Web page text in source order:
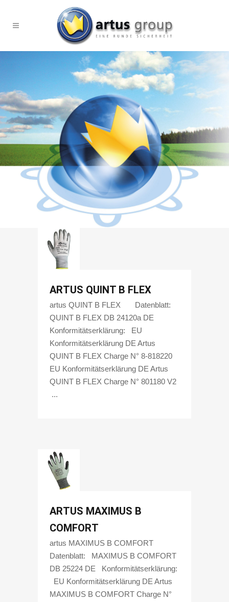
ARTUS QUINT B FLEX
artus QUINT B FLEX Datenblatt:
QUINT B FLEX DB 24120a DE
Konformitätserklärung: EU
Konformitätserklärung DE Artus
QUINT B FLEX Charge N° 8-818220
EU Konformitätserklärung DE Artus
QUINT B FLEX Charge N° 801180 V2
...
ARTUS MAXIMUS B
COMFORT
artus MAXIMUS B COMFORT
Datenblatt: MAXIMUS B COMFORT
DB 25224 DE Konformitätserklärung:
EU Konformitätserklärung DE Artus
MAXIMUS B COMFORT Charge N°